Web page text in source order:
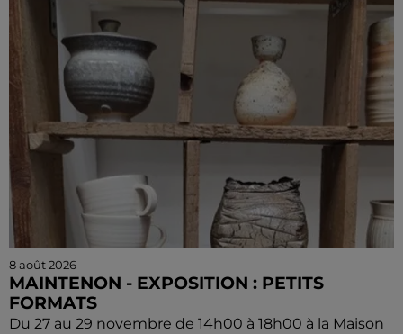
8 août 2026
MAINTENON - EXPOSITION : PETITS
FORMATS
Du 27 au 29 novembre de 14h00 à 18h00 à la Maison